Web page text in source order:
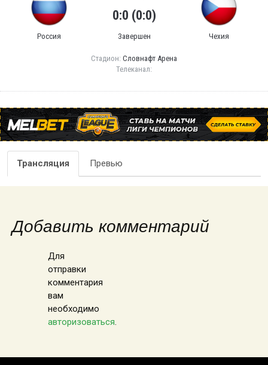
Россия
0:0 (0:0)
Завершен Чехия
Стадион: Словнафт Арена
Телеканал:
Трансляция Превью
Добавить комментарий
Для
отправки
комментария
вам
необходимо
авторизоваться.